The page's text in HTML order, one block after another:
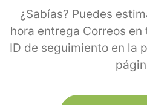
¿Sabías? Puedes
hora entrega Correos
ID de seguimiento en la